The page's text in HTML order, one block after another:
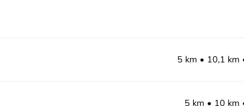
5 km 10,1 km
5 km 10 km